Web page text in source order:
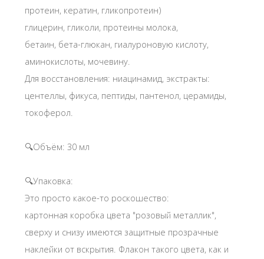
протеин, кератин, гликопротеин)
глицерин, гликоли, протеины молока,
бетаин, бета-глюкан, гиалуроновую кислоту,
аминокислоты, мочевину.
Для восстановления: ниацинамид, экстракты:
центеллы, фикуса, пептиды, пантенол, церамиды,
токоферол.
🔍Объём: 30 мл
🔍Упаковка:
Это просто какое-то роскошество:
картонная коробка цвета "розовый металлик",
сверху и снизу имеются защитные прозрачные
наклейки от вскрытия. Флакон такого цвета, как и